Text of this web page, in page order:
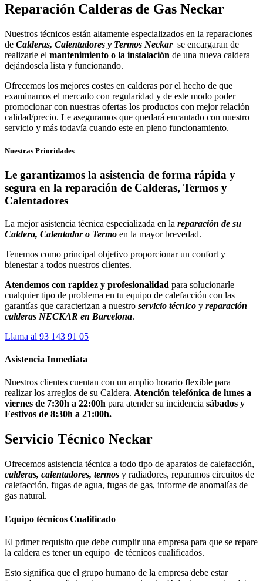
Reparación Calderas de Gas Neckar
Nuestros técnicos están altamente especializados en la reparaciones
de Calderas, Calentadores y Termos Neckarse encargaran de
realizarle el mantenimiento o la instalación de una nueva caldera
dejándosela lista y funcionando.
Ofrecemos los mejores costes en calderas por el hecho de que
examinamos el mercado con regularidad y de este modo poder
promocionar con nuestras ofertas los productos con mejor relación
calidad/precio. Le aseguramos que quedará encantado con nuestro
servicio y más todavía cuando este en pleno funcionamiento.
Nuestras Prioridades
Le garantizamos la asistencia de forma rápida y
segura en la reparación de Calderas, Termos y
Calentadores
La mejor asistencia técnica especializada en la reparación de su
Caldera, Calentador o Termo en la mayor brevedad.
Tenemos como principal objetivo proporcionar un confort y
bienestar a todos nuestros clientes.
Atendemos con rapidez y profesionalidad para solucionarle
cualquier tipo de problema en tu equipo de calefacción con las
garantías que caracterizan a nuestro servicio técnico y reparación
calderas NECKAR en Barcelona.
Llama al 93 143 91 05
Asistencia Inmediata
Nuestros clientes cuentan con un amplio horario flexible para
realizar los arreglos de su Caldera. Atención telefónica de lunes a
viernes de 7:30h a 22:00h para atender su incidencia sábados y
Festivos de 8:30h a 21:00h.
Servicio Técnico Neckar
Ofrecemos asistencia técnica a todo tipo de aparatos de calefacción,
calderas, calentadores, termos y radiadores, reparamos circuitos de
calefacción, fugas de agua, fugas de gas, informe de anomalías de
gas natural.
Equipo técnicos Cualificado
El primer requisito que debe cumplir una empresa para que se repare
la caldera es tener un equipo de técnicos cualificados.
Esto significa que el grupo humano de la empresa debe estar